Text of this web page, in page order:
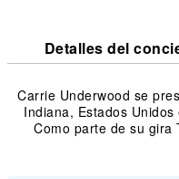
Detalles del
Carrie Underwood se
Indiana, Estados
Como parte de su gira